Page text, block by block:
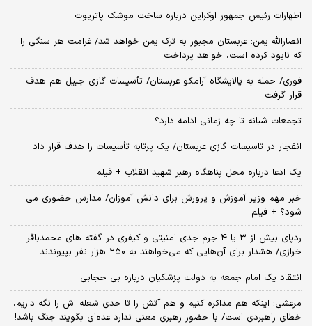
اظهارات رئیس جمهور اوکراین درباره ساخت موشک پاتریوت
انصارالله یمن: عربستان مجبور به ترک یمن خواهد شد/ غرامت هر سنگی را
که نابود کرده است، خواهد پرداخت
فوری/ حمله به پالایشگاه آرامکو عربستان/ تأسیسات گازی جبیل هم هدف
قرار گرفت
تجمعات شبانه تا چه زمانی ادامه دارد؟
انفجار در تاسیسات گازی عربستان/ یک پرتابه تأسیسات را هدف قرار داد
یک ادعا درباره محل پناهگاه‌ رهبر شهید انقلاب + فیلم
خبر مهم وزیر آموزش و پرورش برای دانش آموزان/ مدارس حضوری می
شود؟ + فیلم
ردپای بیش از ۳ یا ۴ جرم جدی امنیتی و کیفری در گفته های محمدباقر
خرازی/ هشدار برای آن‌هایی که می‌خواهند به ۲۵۰ هزار نفر بپیوندند
انتقاد یک امام جمعه به دولت پزشکیان درباره بی حجابی
مرعشی: اینکه هم مذاکره کنیم و هم آتش را تا حدی شعله اش را نگه داریم،
خطای راهبردی است/ با حضور رهبری معنی ندارد عده‌ای بگویند جنگ باشد!